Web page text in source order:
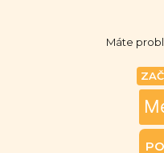
Máte